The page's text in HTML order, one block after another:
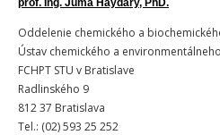
prof. Ing. Juma Haydary, PhD.
Oddelenie chemického a
Ústav chemického a
FCHPT STU v Bratislave
Radlinského 9
812 37 Bratislava
Tel.: (02)593 25 252